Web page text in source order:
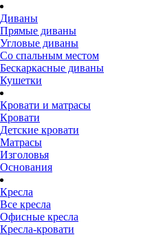
Диваны
Прямые диваны
Угловые диваны
Со спальным местом
Бескаркасные диваны
Кушетки
Кровати и матрасы
Кровати
Детские кровати
Матрасы
Изголовья
Основания
Кресла
Все кресла
Офисные кресла
Кресла-кровати